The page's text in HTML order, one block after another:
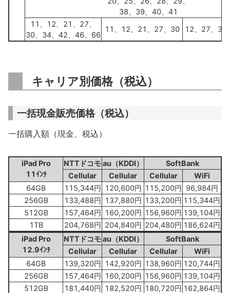
38、39、40、41
11、12、21、27、
30、34、42、46、66
11、12、21、27、30 12、27、30
キャリア別価格（税込）
一括現金販売価格（税込）
一括購入額（現金、税込）
iPad Pro
11ｲﾝﾁ
NTTドコモau（KDDI）
SoftBank
Cellular
Cellular Cellular
WiFi
64GB
115,344円 120,600円 115,200円 96,984円
256GB
133,488円 137,880円 133,200円 115,344円
512GB
157,464円 160,200円 156,960円 139,104円
1TB
204,768円 204,840円 204,480円 186,624円
iPad Pro
12.9ｲﾝﾁ
NTTドコモau（KDDI）
SoftBank
Cellular
Cellular Cellular
WiFi
64GB
139,320円 142,920円 138,960円 120,744円
256GB
157,464円 160,200円 156,960円 139,104円
512GB
181,440円 182,520円 180,720円 162,864円